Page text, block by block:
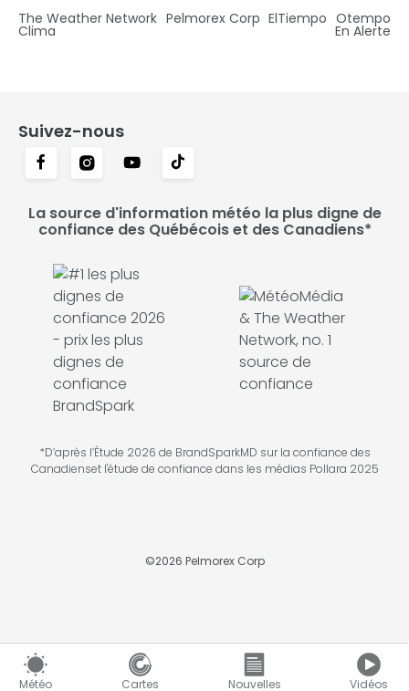
Météo Cartes Nouvelles Vidéos
The Weather Network Pelmorex Corp ElTiempo Otempo
Clima En Alerte
Suivez-nous
La source d'information météo la plus digne de
confiance des Québécois et des Canadiens*
*D’après l’Étude 2026 de BrandSparkMD sur la confiance des
Canadienset l'étude de confiance dans les médias Pollara 2025
©2026 Pelmorex Corp